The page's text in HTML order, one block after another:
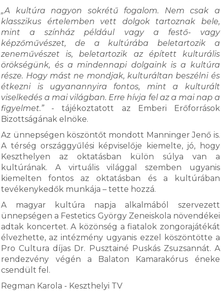
„A kultúra nagyon sokrétű fogalom. Nem csak a
klasszikus értelemben vett dolgok tartoznak bele,
mint a színház például vagy a festő- vagy
képzőművészet, de a kultúrába beletartozik a
zeneművészet is, beletartozik az épített kulturális
örökségünk, és a mindennapi dolgaink is a kultúra
része. Hogy mást ne mondjak, kulturáltan beszélni és
étkezni is ugyanannyira fontos, mint a kulturált
viselkedés a mai világban. Erre hívja fel az a mai nap a
figyelmet.”- tájékoztatott az Emberi Erőforrások
Bizottságának elnöke.
Az ünnepségen köszöntőt mondott Manninger Jenő is.
A térség országgyűlési képviselője kiemelte, jó, hogy
Keszthelyen az oktatásban külön súlya van a
kultúrának. A virtuális világgal szemben ugyanis
kiemelten fontos az oktatásban és a kultúrában
tevékenykedők munkája – tette hozzá.
A magyar kultúra napja alkalmából szervezett
ünnepségen a Festetics György Zeneiskola növendékei
adtak koncertet. A közönség a fiatalok zongorajátékát
élvezhette, az intézmény ugyanis ezzel köszöntötte a
Pro Cultura díjas Dr. Pusztainé Puskás Zsuzsannát. A
rendezvény végén a Balaton Kamarakórus éneke
csendült fel.
Regman Karola - Keszthelyi TV